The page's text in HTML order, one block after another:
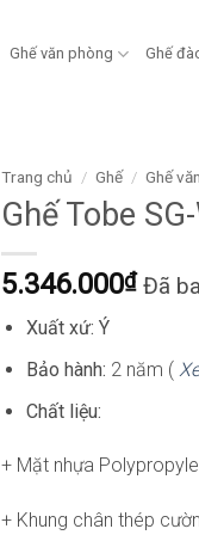
Ghế văn phòng Ghế
Trang chủ / Ghế / Ghế
Ghế Tobe
5.346.000₫ Đã
Xuất xứ: Ý
Bảo hành: 2 năm (
Chất liệu:
+ Mặt nhựa
+ Khung chân thép